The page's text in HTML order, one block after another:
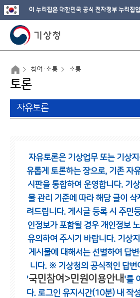
이 누리집은 대한민국 공식 전자정부 누리집
참여·소통 소통
토론
자유토론
자유토론은 기상업무 또는 기상
유롭게 토론하는 장으로, 기존 자
시판을 통합하여 운영합니다. 기
물 관리 기준에 따라 해당 글이 삭
려드립니다. 게시글 등록 시 주민
인정보가 포함될 경우 개인정보
유의하여 주시기 바랍니다. 기상
게시물에 대해서는 선별하여 답
니다. ※ 기상청의 공식적인 답변
'국민참여>민원이용안내 '를
다. 로그인 유지시간(10분) 내 작